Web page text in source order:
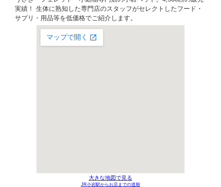
実績！ 生体に熟知した専門店のスタッフがセレクトしたフード・
サプリ・用品等を低価格でご紹介します。
大きな地図で見る
JR小岩駅からお店までの道順